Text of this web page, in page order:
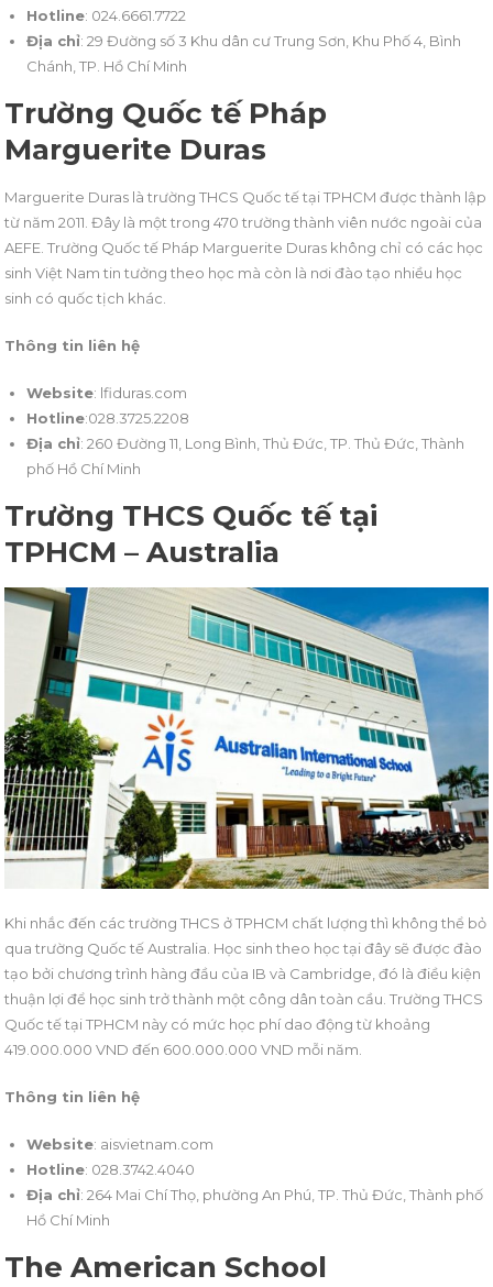
Hotline: 024.6661.7722
Địa chỉ: 29 Đường số 3 Khu dân cư Trung Sơn, Khu Phố 4, Bình
Chánh, TP. Hồ Chí Minh
Trường Quốc tế Pháp
Marguerite Duras
Marguerite Duras là trường THCS Quốc tế tại TPHCM được thành lập
từ năm 2011. Đây là một trong 470 trường thành viên nước ngoài của
AEFE. Trường Quốc tế Pháp Marguerite Duras không chỉ có các học
sinh Việt Nam tin tưởng theo học mà còn là nơi đào tạo nhiều học
sinh có quốc tịch khác.
Thông tin liên hệ
Website: lfiduras.com
Hotline:028.3725.2208
Địa chỉ: 260 Đường 11, Long Bình, Thủ Đức, TP. Thủ Đức, Thành
phố Hồ Chí Minh
Trường THCS Quốc tế tại
TPHCM – Australia
Khi nhắc đến các trường THCS ở TPHCM chất lượng thì không thể bỏ
qua trường Quốc tế Australia. Học sinh theo học tại đây sẽ được đào
tạo bởi chương trình hàng đầu của IB và Cambridge, đó là điều kiện
thuận lợi để học sinh trở thành một công dân toàn cầu. Trường THCS
Quốc tế tại TPHCM này có mức học phí dao động từ khoảng
419.000.000 VND đến 600.000.000 VND mỗi năm.
Thông tin liên hệ
Website: aisvietnam.com
Hotline: 028.3742.4040
Địa chỉ: 264 Mai Chí Thọ, phường An Phú, TP. Thủ Đức, Thành phố
Hồ Chí Minh
The American School